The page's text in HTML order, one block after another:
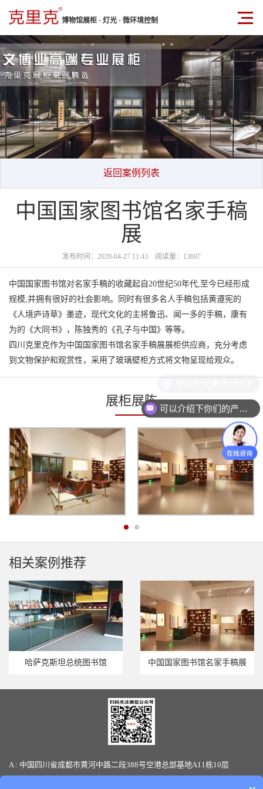
博物馆展柜 · 灯光 · 微环境控制
返回案例列表
中国国家图书馆名家手稿
展
发布时间：2020-04-27 11:43 阅读量：13697
中国国家图书馆对名家手稿的收藏起自20世纪50年代,至今已经形成
规模,并拥有很好的社会影响。同时有很多名人手稿包括黄遵宪的
《人境庐诗草》墨迹，现代文化的主将鲁迅、闻一多的手稿，康有
为的《大同书》，陈独秀的《孔子与中国》等等。
四川克里克作为中国国家图书馆名家手稿展展柜供应商，充分考虑
到文物保护和观赏性，采用了玻璃壁柜方式将文物呈现给观众。
展柜展陈
相关案例推荐
哈萨克斯坦总统图书馆 中国国家图书馆名家手稿展
A : 中国四川省成都市黄河中路二段388号空港总部基地A11栋10层